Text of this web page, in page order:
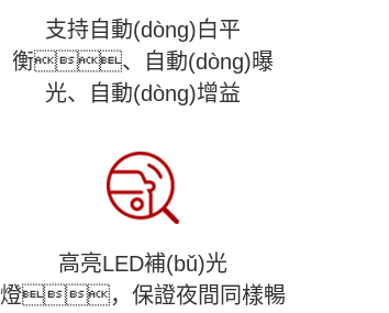
支持自動(dòng)白平
衡、自動(dòng)曝
光、自動(dòng)增益
高亮LED補(bǔ)光
燈，保證夜間同樣暢